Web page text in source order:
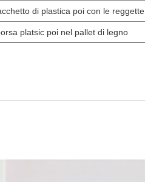
di plastica poi con le reggette
platsic poi nel pallet di legno